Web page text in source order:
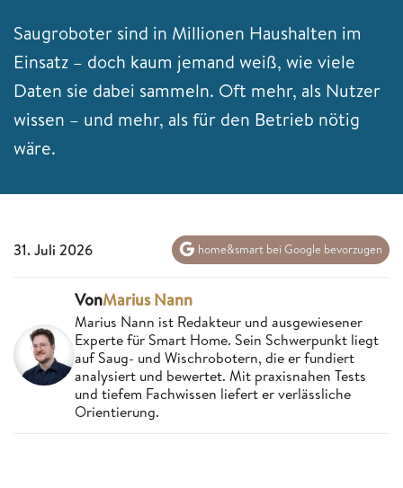
Saugroboter sind in Millionen Haushalten im
Einsatz – doch kaum jemand weiß, wie viele
Daten sie dabei sammeln. Oft mehr, als Nutzer
wissen – und mehr, als für den Betrieb nötig
wäre.
31. Juli 2026 home&smart bei Google bevorzugen
VonMarius Nann
Marius Nann ist Redakteur und ausgewiesener
Experte für Smart Home. Sein Schwerpunkt liegt
auf Saug- und Wischrobotern, die er fundiert
analysiert und bewertet. Mit praxisnahen Tests
und tiefem Fachwissen liefert er verlässliche
Orientierung.